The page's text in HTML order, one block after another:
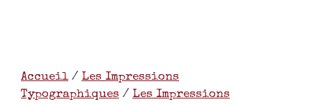
Accueil/ Les Impressions
Typographiques / Les Impressions